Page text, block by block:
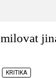
KRITIKA